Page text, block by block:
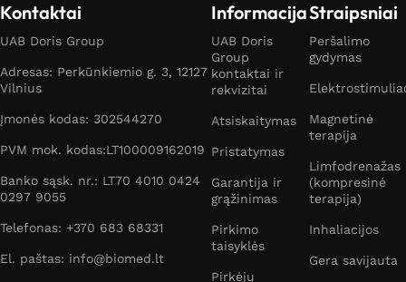
Kontaktai
UAB Doris Group
Adresas: Perkūnkiemio g. 3, 12127
Vilnius
Įmonės kodas: 302544270
PVM mok. kodas:LT100009162019
Banko sąsk. nr.: LT70 4010 0424
0297 9055
Telefonas: +370 683 68331
El. paštas: info@biomed.lt
Informacija
UAB Doris
Group
kontaktai ir
rekvizitai
Atsiskaitymas
Pristatymas
Garantija ir
grąžinimas
Pirkimo
taisyklės
Pirkėjų
Straipsniai
Peršalimo
gydymas
Magnetinė
terapija
Limfodrenažas
(kompresinė
terapija)
Inhaliacijos
Gera savijauta